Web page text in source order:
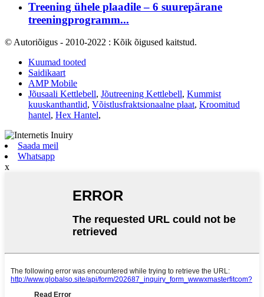
Treening ühele plaadile – 6 suurepärane
treeningprogramm...
© Autoriõigus - 2010-2022 : Kõik õigused kaitstud.
Kuumad tooted
Saidikaart
AMP Mobile
Jõusaali Kettlebell, Jõutreening Kettlebell, Kummist
kuuskanthantlid, Võistlusfraktsionaalne plaat, Kroomitud
hantel, Hex Hantel,
Saada meil
Whatsapp
x